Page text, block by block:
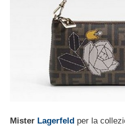
Mister Lagerfeld per la